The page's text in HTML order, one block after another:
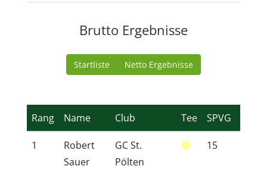
Brutto Ergebnisse
Startliste Netto Ergebnisse
Rang Name Club Tee SPVG
1
Robert
Sauer
GC St.
Pölten
15